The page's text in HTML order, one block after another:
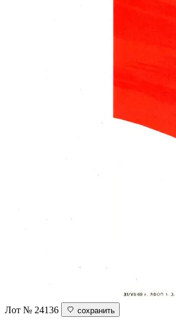
Лот № 24136 сохранить